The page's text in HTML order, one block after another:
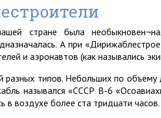
стране была
А при
и аэронавтов (как назывались
типов. Небольших по объему
назывался «СССР В-6
воздухе более ста тридцати часов.